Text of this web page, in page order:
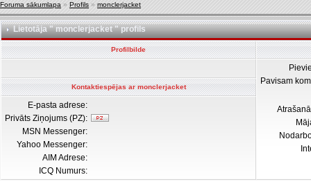
Foruma sākumlapa » Profils » monclerjacket
Lietotāja " monclerjacket " profils
Profilbilde
Pavisam
Kontaktiespējas ar monclerjacket
E-pasta adrese:
Privāts Ziņojums (PZ):
MSN Messenger:
Yahoo Messenger:
AIM Adrese:
ICQ Numurs: